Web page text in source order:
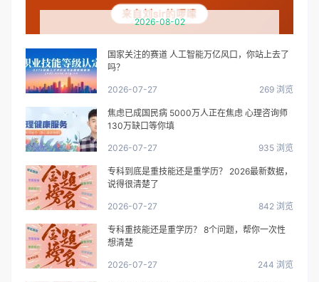
2026-08-02
国家关注的赛道 人工智能万亿风口，你站上去了
吗？
2026-07-27 269 浏览
焦虑已成国民病 5000万人正在焦虑 心理咨询师
130万缺口等你填
2026-07-27 935 浏览
专科到底是重技能还是重学历？ 2026最新数据，
说得很清楚了
2026-07-27 842 浏览
专科重技能还是重学历？ 8个问题，帮你一次性
想清楚
2026-07-27 244 浏览